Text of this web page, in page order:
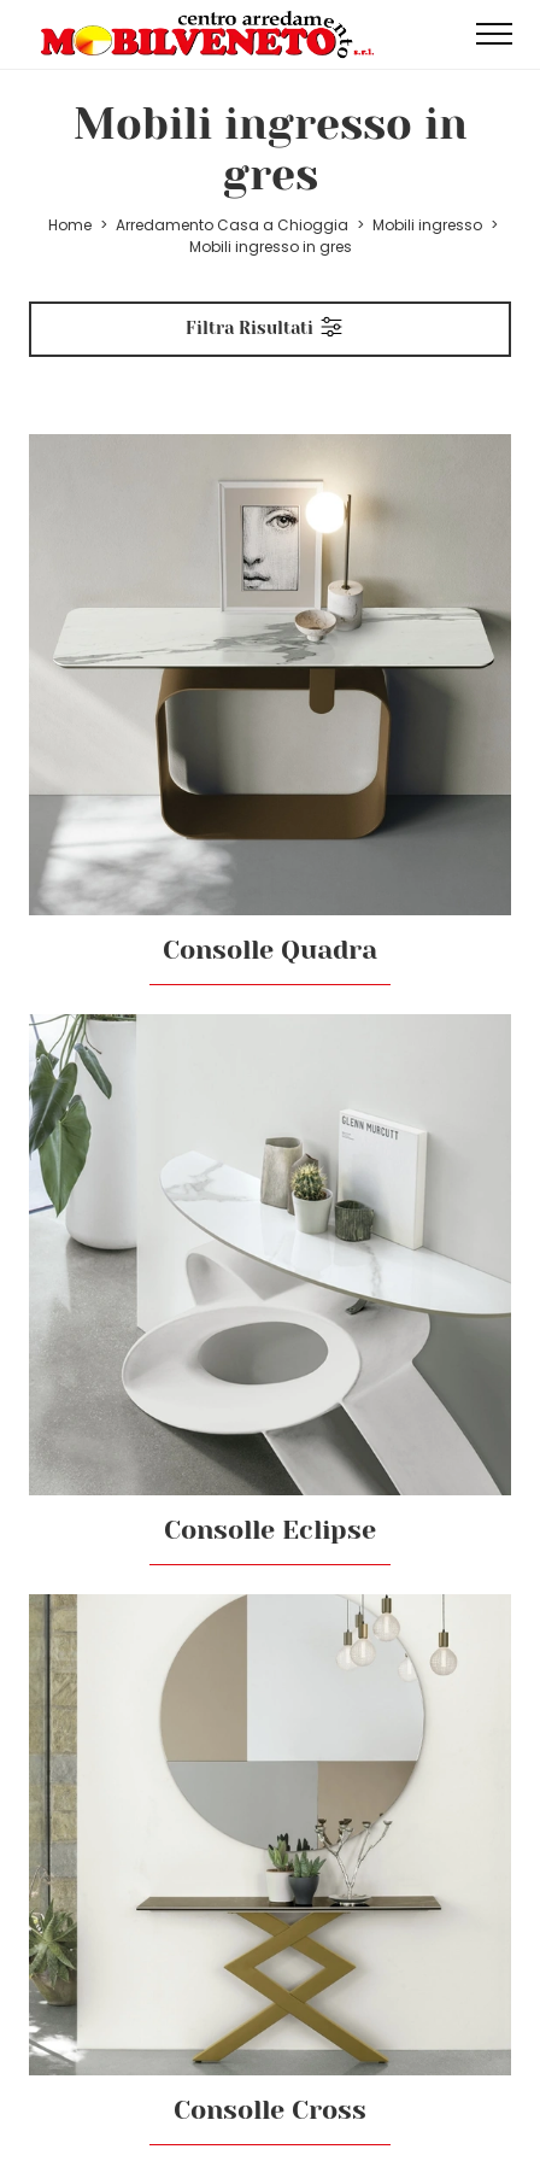
Mobili ingresso in
gres
Home > Arredamento Casa a Chioggia > Mobili ingresso >
Mobili ingresso in gres
Filtra Risultati
Consolle Quadra
Consolle Eclipse
Consolle Cross